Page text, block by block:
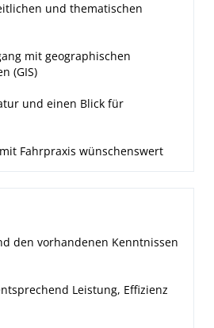
und thematischen
mit geographischen
(GIS)
und einen Blick für
Fahrpraxis wünschenswert
den vorhandenen Kenntnissen
Leistung, Effizienz